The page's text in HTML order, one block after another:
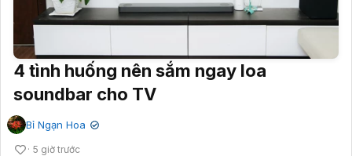
4 tình huống nên sắm ngay loa
soundbar cho TV
Bỉ Ngạn Hoa ✔
5 giờ trước